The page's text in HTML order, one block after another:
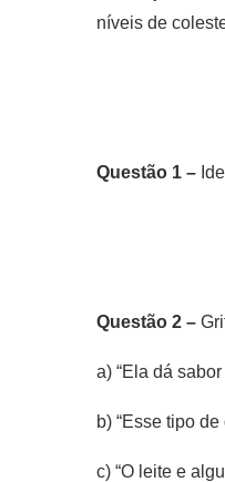
níveis de
Questão 1 –
Questão 2 –
a) “Ela dá
b) “Esse tipo
c) “O leite e